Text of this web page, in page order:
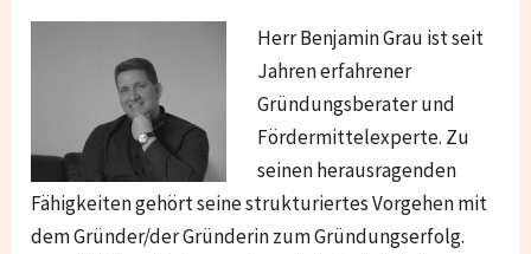
Herr Benjamin Grau ist seit
Jahren erfahrener
Gründungsberater und
Fördermittelexperte. Zu
seinen herausragenden
Fähigkeiten gehört seine strukturiertes Vorgehen mit
dem Gründer/der Gründerin zum Gründungserfolg.